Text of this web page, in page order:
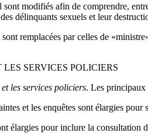
modifiés afin de comprendre,
délinquants sexuels et leur
remplacées par celles de
SERVICES POLICIERS
les services policiers. Les principaux
et les enquêtes sont élargies pour
pour inclure la consultation